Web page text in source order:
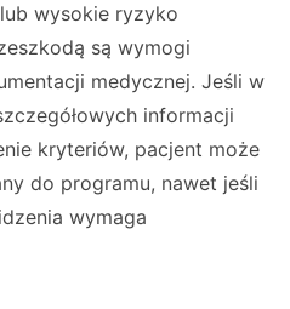
wysokie ryzyko
są wymogi
medycznej. Jeśli w
informacji
kryteriów, pacjent może
do programu, nawet jeśli
wymaga